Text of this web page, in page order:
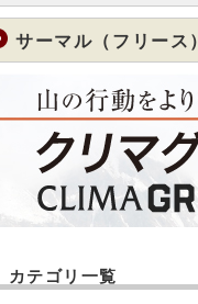
サーマル（フリース）
カテゴリ一覧